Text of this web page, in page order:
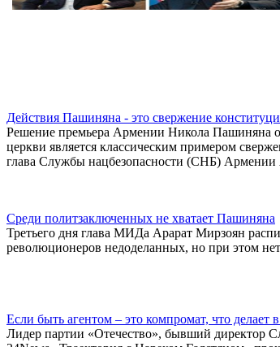
Действия Пашиняна - это свержение
Решение премьера Армении Никола Пашиняна о
церкви является классическим примером
глава Службы нацбезопасности (СНБ) Армении
Среди политзаключенных не хватает Пашиняна
Третьего дня глава МИДа Арарат Мирзоян
революционеров недоделанных, но при этом
Если быть агентом – это компромат, что
Лидер партии «Отечество», бывший директор